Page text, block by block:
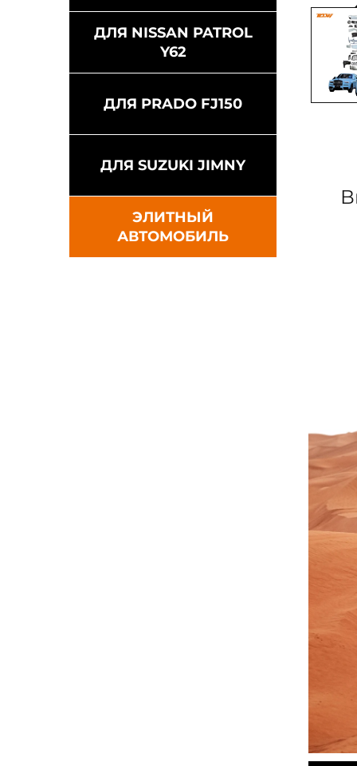
ДЛЯ NISSAN PATROL
Y62
ДЛЯ PRADO FJ150
ДЛЯ SUZUKI JIMNY
ЭЛИТНЫЙ
АВТОМОБИЛЬ